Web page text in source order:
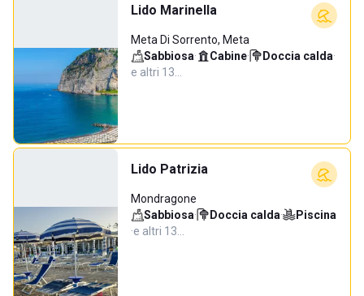
Lido Marinella
Meta Di Sorrento, Meta
Sabbiosa· Cabine· Doccia calda·
e altri 13…
Lido Patrizia
Mondragone
Sabbiosa· Doccia calda·
Piscina
·e altri 13…